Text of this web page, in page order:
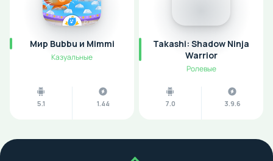
Мир Bubbu и Mimmi
Казуальные
5.1 1.44
Takashi: Shadow Ninja
Warrior
Ролевые
7.0 3.9.6